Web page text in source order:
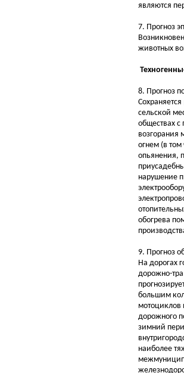
являются
7. Прогноз
животных
8. Прогноз
сельской
обществах
возгорания
огнем (в том
опьянения,
нарушение
обогрева
9. Прогноз
На дорогах
дорожно-
большим
мотоциклов
дорожного
зимний
наиболее